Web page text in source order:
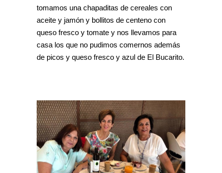
tomamos una chapaditas de cereales con
aceite y jamón y bollitos de centeno con
queso fresco y tomate y nos llevamos para
casa los que no pudimos comernos además
de picos y queso fresco y azul de El Bucarito.